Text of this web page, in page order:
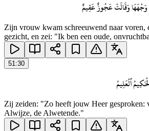
وَقَالَتْ عَجُوزٌ عَقِيمٌ
Zijn vrouw kwam schreeuwend naar voren,
gezicht, en zei: "Ik ben een oude,
51:30
ٱلْعَلِيمُ
Zij zeiden: "Zo heeft jouw Heer gesproken:
Alwijze, de Alwetende."